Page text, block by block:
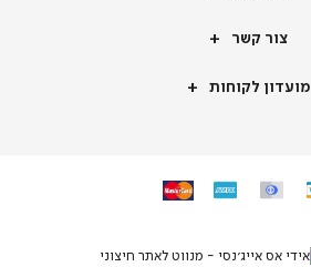
צור
צור קשר
מועדון
מועדון לקוחות